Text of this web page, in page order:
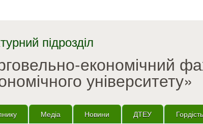
підрозділ
економічний
університету»
Медіа Новини ДТЕУ Гордість